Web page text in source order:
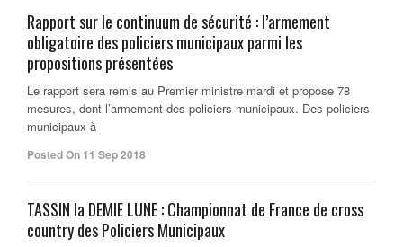
Rapport sur le continuum de sécurité : l’armement
obligatoire des policiers municipaux parmi les
propositions présentées
Le rapport sera remis au Premier ministre mardi et propose 78
mesures, dont l’armement des policiers municipaux. Des policiers
municipaux à
Posted On 11 Sep 2018
TASSIN la DEMIE LUNE : Championnat de France de cross
country des Policiers Municipaux